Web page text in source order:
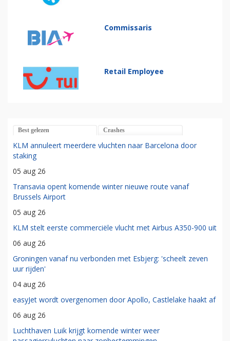
Commissaris
Retail Employee
Best gelezen Crashes
KLM annuleert meerdere vluchten naar Barcelona door
staking
05 aug 26
Transavia opent komende winter nieuwe route vanaf
Brussels Airport
05 aug 26
KLM stelt eerste commerciële vlucht met Airbus A350-900 uit
06 aug 26
Groningen vanaf nu verbonden met Esbjerg: 'scheelt zeven
uur rijden'
04 aug 26
easyJet wordt overgenomen door Apollo, Castlelake haakt af
06 aug 26
Luchthaven Luik krijgt komende winter weer